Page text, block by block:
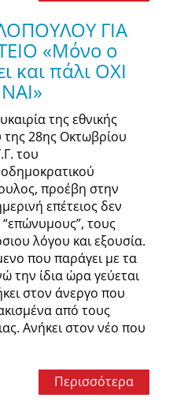
ΓΙΑ
«Μόνο ο
και πάλι ΟΧΙ
της εθνικής
της 28ης Οκτωβρίου
του
προέβη στην
επέτειος δεν
“επώνυμους”, τους
λόγου και εξουσία.
που παράγει με τα
την ίδια ώρα γεύεται
στον άνεργο που
από τους
Ανήκει στον νέο που
Περισσότερα